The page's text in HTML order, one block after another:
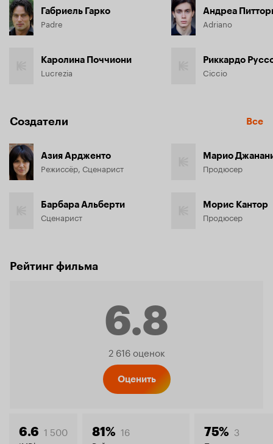
Габриель Гарко
Padre
Каролина Поччиони
Lucrezia
Андреа
Adriano
Риккардо
Ciccio
Создатели Все
Азия Ардженто
Режиссёр, Сценарист
Барбара Альберти
Сценарист
Марио
Продюсер
Морис Кантор
Продюсер
Рейтинг фильма
6.8
Рейтинг
2 616 оценок
Оценить
6.6 1 500 81% 16 75% 3